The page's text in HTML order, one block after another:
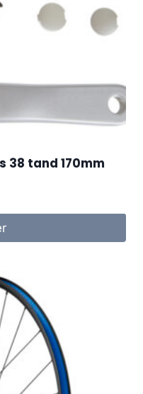
38 tand 170mm